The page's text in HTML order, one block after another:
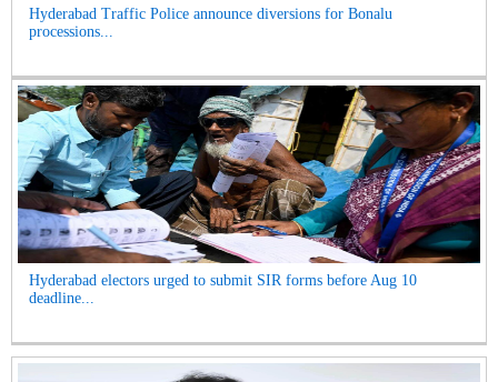
Hyderabad Traffic Police announce diversions for Bonalu
processions...
Hyderabad electors urged to submit SIR forms before Aug 10
deadline...